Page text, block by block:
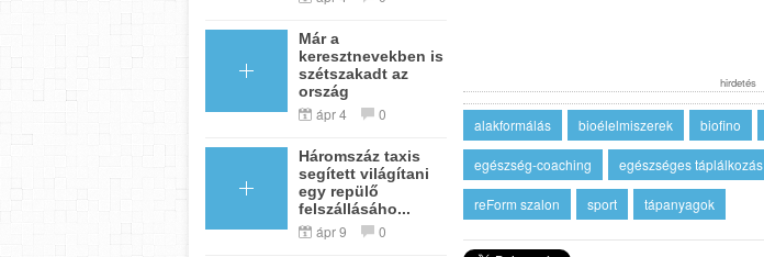
hirdetés
alakformálás bioélelmiszerek biofino
egészség-coaching egészséges táplálkozás
reForm szalon sport tápanyagok
Már a
keresztnevekben is
szétszakadt az
ország
ápr 4 0
Háromszáz taxis
segített világítani
egy repülő
felszállásáho...
ápr 9 0